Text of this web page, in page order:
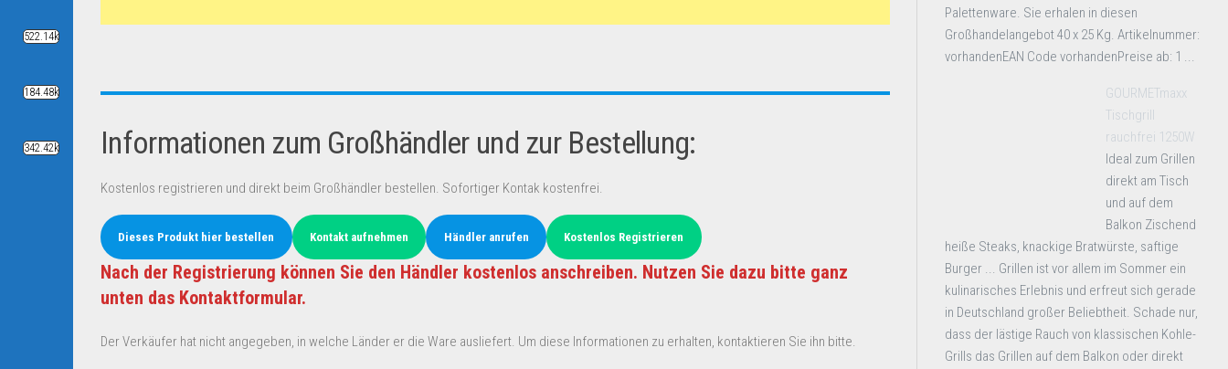
Informationen zum Großhändler und zur Bestellung:
Kostenlos registrieren und direkt beim Großhändler bestellen. Sofortiger Kontak kostenfrei.
Dieses Produkt hier bestellen Kontakt aufnehmen Händler anrufen Kostenlos Registrieren
Nach der Registrierung können Sie den Händler kostenlos anschreiben. Nutzen Sie dazu bitte ganz
unten das Kontaktformular.
Der Verkäufer hat nicht angegeben, in welche Länder er die Ware ausliefert. Um diese Informationen zu erhalten, kontaktieren Sie ihn bitte.
Palettenware. Sie erhalen in diesen
Großhandelangebot 40 x 25 Kg. Artikelnummer:
vorhandenEAN Code vorhandenPreise ab: 1 ...
GOURMETmaxx
Tischgrill
rauchfrei 1250W
Ideal zum Grillen
direkt am Tisch
und auf dem
Balkon Zischend
heiße Steaks, knackige Bratwürste, saftige
Burger ... Grillen ist vor allem im Sommer ein
kulinarisches Erlebnis und erfreut sich gerade
in Deutschland großer Beliebtheit. Schade nur,
dass der lästige Rauch von klassischen Kohle-
Grills das Grillen auf dem Balkon oder direkt
522.14k
184.48k
342.42k